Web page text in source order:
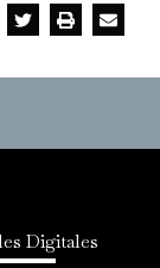
Digitales